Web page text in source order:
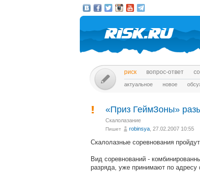
риск вопрос-ответ
актуальное новое
«Приз ГеймЗоны»
Скалолазание
Пишет robinsya , 27.02.2007 10:55
Скалолазные соревнования
Вид соревнований -
разряда, уже принимают по адресу